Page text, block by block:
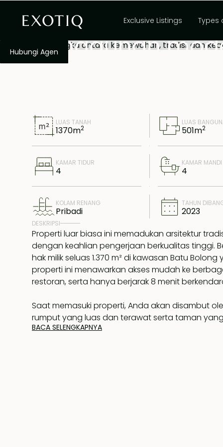
Exclusive Listings Types
Hubungi Agen
kemewahan,
keanggunan
Bolong
LUAS TANAH
1370m2
LUAS
501m2
KAMAR TIDUR
4
KAMAR MANDI
4
KOLAM RENANG
Pribadi
TAHUN
2023
DESKRIPSI
Properti luar biasa ini memadukan arsitektur
dengan keahlian pengerjaan berkualitas tinggi.
hak milik seluas 1.370 m² di kawasan Batu
properti ini menawarkan akses mudah ke
restoran, serta hanya berjarak 8 menit
Saat memasuki properti, Anda akan disambut
rumput yang luas dan terawat serta taman
tiba di paviliun terbuka khas Jawa yang
BACA SELENGKAPNYA